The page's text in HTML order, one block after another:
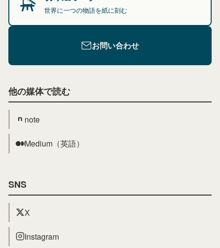
世界に一つの物語を紙に刻む
お問い合わせ
他の媒体で読む
note
Medium（英語）
SNS
X
Instagram